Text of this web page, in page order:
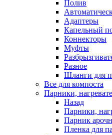
Полив
Адаптеры
Капельный
Коннекторы
Муфты
Разное
Шланги для
Все для компоста
Парники,
Назад
Парники,
Парник
Пленка для